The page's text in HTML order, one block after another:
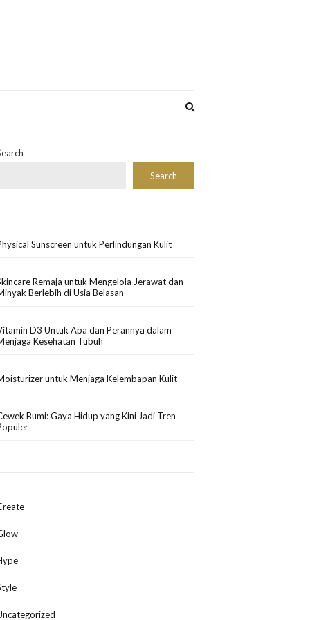
Search
Sunscreen untuk Perlindungan Kulit
Remaja untuk Mengelola Jerawat dan
Berlebih di Usia Belasan
D3 Untuk Apa dan Perannya dalam
Kesehatan Tubuh
untuk Menjaga Kelembapan Kulit
Bumi: Gaya Hidup yang Kini Jadi Tren